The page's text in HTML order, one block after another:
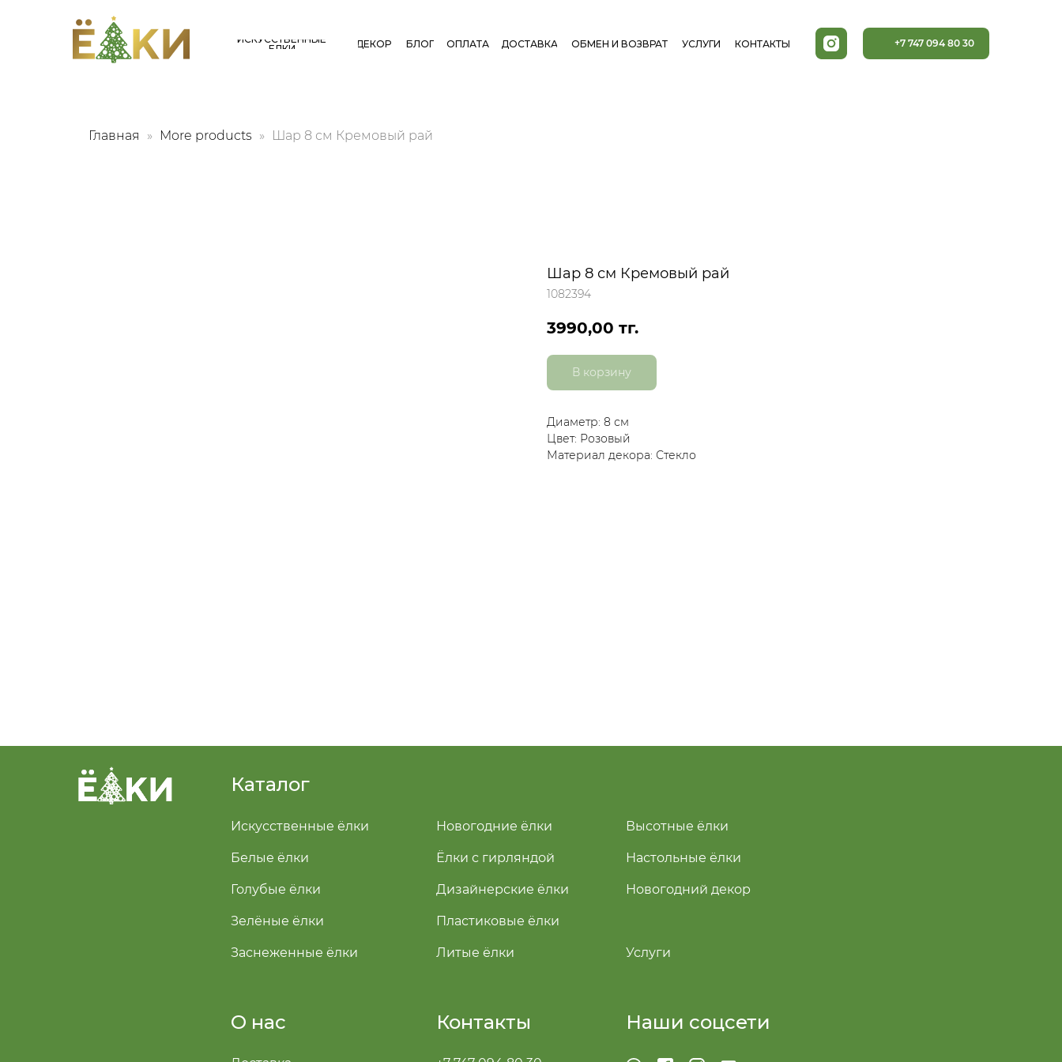
+7 747 094 80 30
КОНТАКТЫ
УСЛУГИ
ОБМЕН И ВОЗВРАТ
ДОСТАВКА
ОПЛАТА
БЛОГ
ДЕКОР
ИСКУССТВЕННЫЕ
ЕЛКИ
Главная More products Шар 8 см Кремовый рай
Шар 8 см Кремовый рай
1082394
3990,00 тг.
В корзину
Диаметр: 8 см
Цвет: Розовый
Материал декора: Стекло
О нас
Каталог
Контакты Наши соцсети
Искусственные ёлки
Белые ёлки
Голубые ёлки
Зелёные ёлки
Заснеженные ёлки
Новогодние ёлки
Ёлки с гирляндой
Дизайнерские ёлки
Пластиковые ёлки
Литые ёлки
Высотные ёлки
Настольные ёлки
Услуги
Новогодний декор